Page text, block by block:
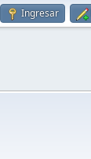
Ingresar